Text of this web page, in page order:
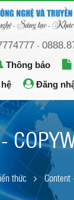
-
Thông báo
Đăng
thức Content